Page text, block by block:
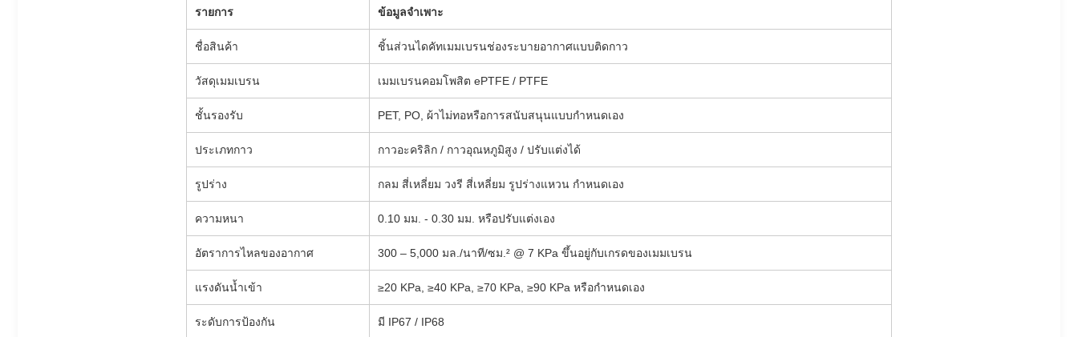
รายการ ข้อมูลจำเพาะ
ชื่อสินค้า ชิ้นส่วนไดคัทเมมเบรนช่องระบายอากาศแบบติดกาว
วัสดุเมมเบรน เมมเบรนคอมโพสิต ePTFE / PTFE
ชั้นรองรับ PET, PO, ผ้าไม่ทอหรือการสนับสนุนแบบกำหนดเอง
ประเภทกาว กาวอะคริลิก / กาวอุณหภูมิสูง / ปรับแต่งได้
รูปร่าง กลม สี่เหลี่ยม วงรี สี่เหลี่ยม รูปร่างแหวน กำหนดเอง
ความหนา 0.10 มม. - 0.30 มม. หรือปรับแต่งเอง
อัตราการไหลของอากาศ 300 – 5,000 มล./นาที/ซม.² @ 7 KPa ขึ้นอยู่กับเกรดของเมมเบรน
แรงดันน้ำเข้า ≥20 KPa, ≥40 KPa, ≥70 KPa, ≥90 KPa หรือกำหนดเอง
ระดับการป้องกัน มี IP67 / IP68